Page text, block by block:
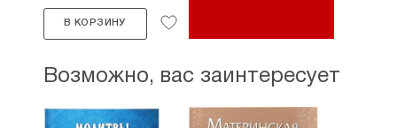
В КОРЗИНУ
Возможно, вас заинтересует